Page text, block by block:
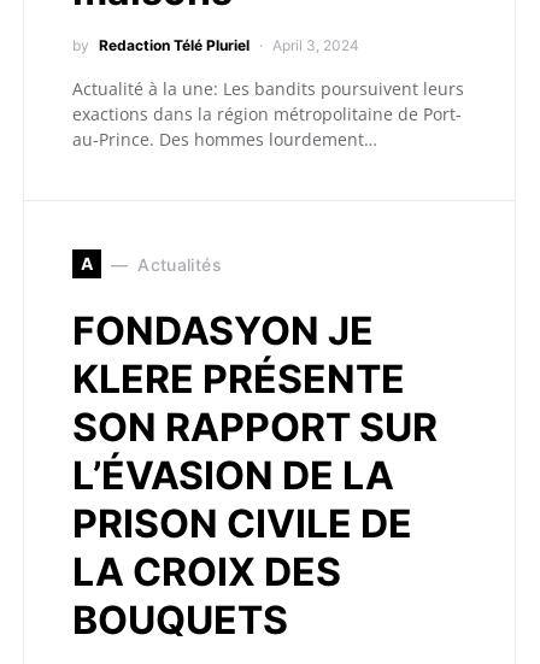
by Redaction Télé Pluriel April 3, 2024
Actualité à la une: Les bandits poursuivent leurs
exactions dans la région métropolitaine de Port-
au-Prince. Des hommes lourdement…
A Actualités
FONDASYON JE
KLERE PRÉSENTE
SON RAPPORT SUR
L’ÉVASION DE LA
PRISON CIVILE DE
LA CROIX DES
BOUQUETS